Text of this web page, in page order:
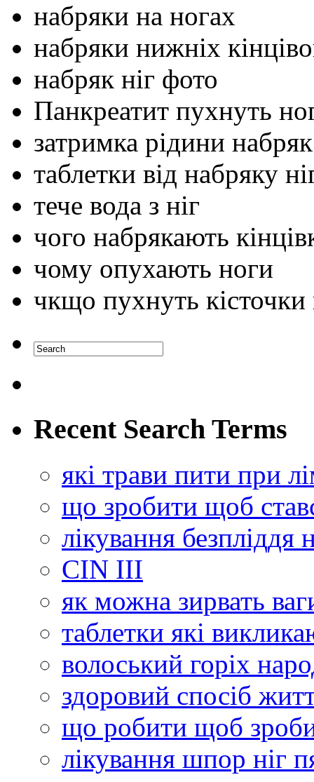
набряки на ногах
набряки нижніх
набряк ніг фото
Панкреатит пухнуть
затримка рідини
таблетки від набряку
тече вода з ніг
чого набрякають
чому опухають ноги
чкщо пухнуть кісточки
Recent Search Terms
які трави пити при
що зробити щоб
лікування
СІN III
як можна зирвать
таблетки які
волоський горіх
здоровий спосіб
що робити щоб
лікування шпор ніг